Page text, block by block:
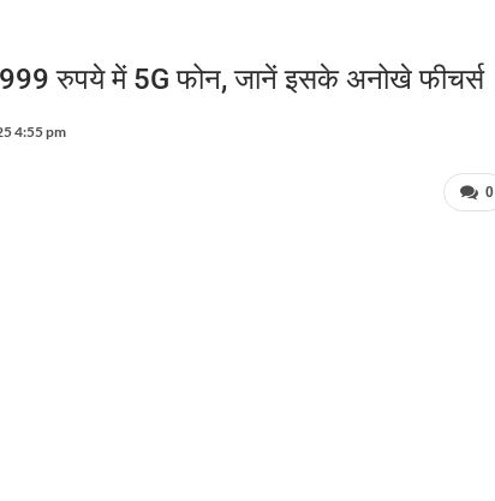
रुपये में 5G फोन, जानें इसके अनोखे फीचर्स
4:55 pm
0